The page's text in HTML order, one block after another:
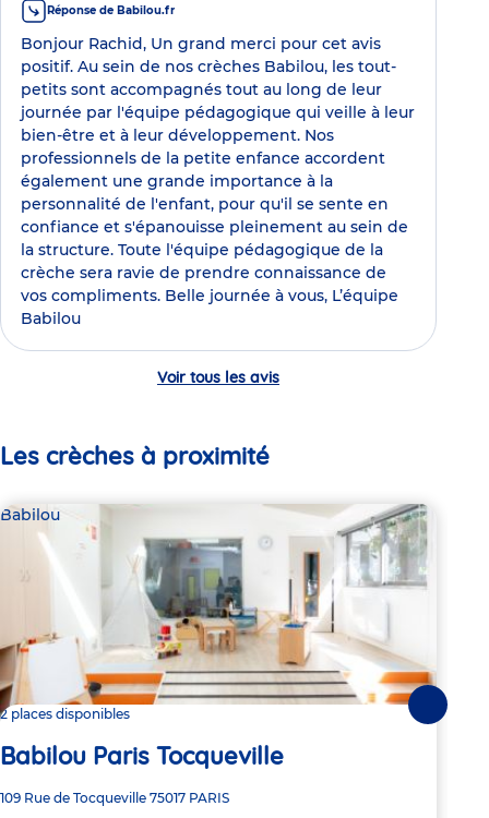
Réponse de Babilou.fr
Bonjour Rachid, Un grand merci pour cet avis
positif. Au sein de nos crèches Babilou, les tout-
petits sont accompagnés tout au long de leur
journée par l'équipe pédagogique qui veille à leur
bien-être et à leur développement. Nos
professionnels de la petite enfance accordent
également une grande importance à la
personnalité de l'enfant, pour qu'il se sente en
confiance et s'épanouisse pleinement au sein de
la structure. Toute l'équipe pédagogique de la
crèche sera ravie de prendre connaissance de
vos compliments. Belle journée à vous, L’équipe
Babilou
Voir tous les avis
Les crèches à proximité
Babilou
2 places disponibles
Babilou Paris Tocqueville
Adresse
109 Rue de Tocqueville 75017 PARIS